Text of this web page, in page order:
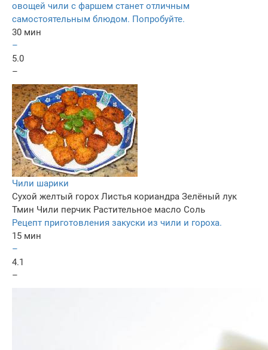
овощей чили с фаршем станет отличным
самостоятельным блюдом. Попробуйте.
30 мин
–
5.0
–
Чили шарики
Сухой желтый горох Листья кориандра Зелёный лук
Тмин Чили перчик Растительное масло Соль
Рецепт приготовления закуски из чили и гороха.
15 мин
–
4.1
–